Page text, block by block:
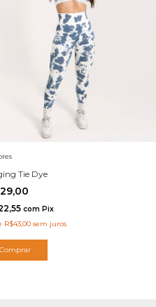
Tie Dye
com Pix
R$43,00 sem juros
Comprar